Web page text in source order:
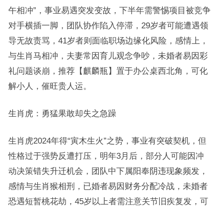
午相冲”，事业易遇突发变故，下半年需警惕项目被竞争
对手横插一脚，团队协作陷入停滞，29岁者可能遭遇领
导无故责骂，41岁者则面临职场边缘化风险，感情上，
与生肖马相冲，夫妻常因育儿观念争吵，未婚者易因彩
礼问题谈崩，推荐【麒麟瓶】置于办公桌西北角，可化
解小人，催旺贵人运。
生肖虎：勇猛果敢却失之急躁
生肖虎2024年得“寅木生火”之势，事业有突破契机，但
性格过于强势反遭打压，明年3月后，部分人可能因冲
动决策错失升迁机会，团队中下属阳奉阴违现象频发，
感情与生肖猴相刑，已婚者易因财务分配冷战，未婚者
恐遇短暂桃花劫，45岁以上者需注意关节旧疾复发，可